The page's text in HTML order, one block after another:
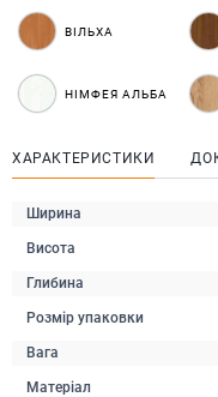
ВІЛЬХА
НІМФЕЯ АЛЬБА
ХАРАКТЕРИСТИКИ
Ширина
Висота
Глибина
Розмір упаковки
Вага
Матеріал